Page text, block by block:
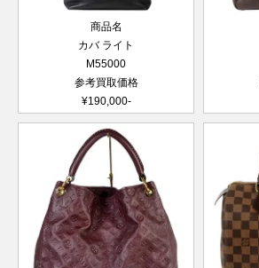
商品名
カバ ライト
M55000
参考買取価格
¥190,000-